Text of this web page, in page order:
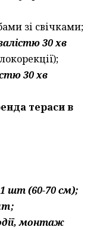
зі свічками;
30 хв
30 хв
тераси в
шт (60-70 см);
монтаж